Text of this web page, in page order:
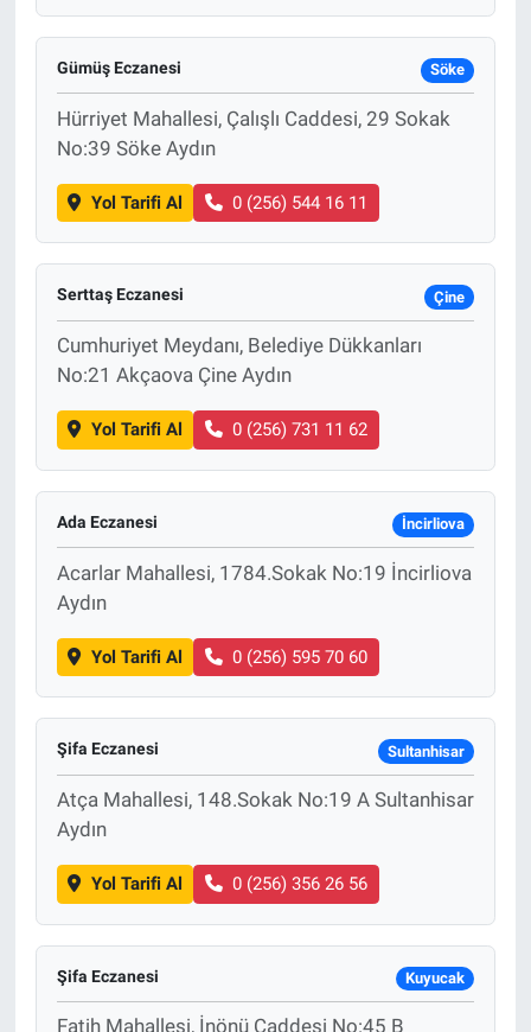
Gümüş Eczanesi Söke
Hürriyet Mahallesi, Çalışlı Caddesi, 29 Sokak
No:39 Söke Aydın
Yol Tarifi Al 0 (256) 544 16 11
Serttaş Eczanesi Çine
Cumhuriyet Meydanı, Belediye Dükkanları
No:21 Akçaova Çine Aydın
Yol Tarifi Al 0 (256) 731 11 62
Ada Eczanesi İncirliova
Acarlar Mahallesi, 1784.Sokak No:19 İncirliova
Aydın
Yol Tarifi Al 0 (256) 595 70 60
Şifa Eczanesi Sultanhisar
Atça Mahallesi, 148.Sokak No:19 A Sultanhisar
Aydın
Yol Tarifi Al 0 (256) 356 26 56
Şifa Eczanesi Kuyucak
Fatih Mahallesi, İnönü Caddesi No:45 B